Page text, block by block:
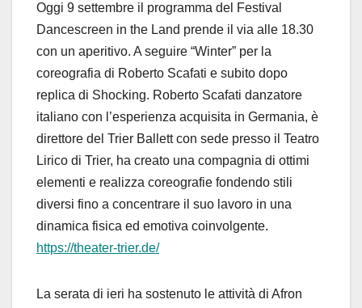
Oggi 9 settembre il programma del Festival
Dancescreen in the Land prende il via alle 18.30
con un aperitivo. A seguire “Winter” per la
coreografia di Roberto Scafati e subito dopo
replica di Shocking. Roberto Scafati danzatore
italiano con l’esperienza acquisita in Germania, è
direttore del Trier Ballett con sede presso il Teatro
Lirico di Trier, ha creato una compagnia di ottimi
elementi e realizza coreografie fondendo stili
diversi fino a concentrare il suo lavoro in una
dinamica fisica ed emotiva coinvolgente.
https://theater-trier.de/
La serata di ieri ha sostenuto le attività di Afron